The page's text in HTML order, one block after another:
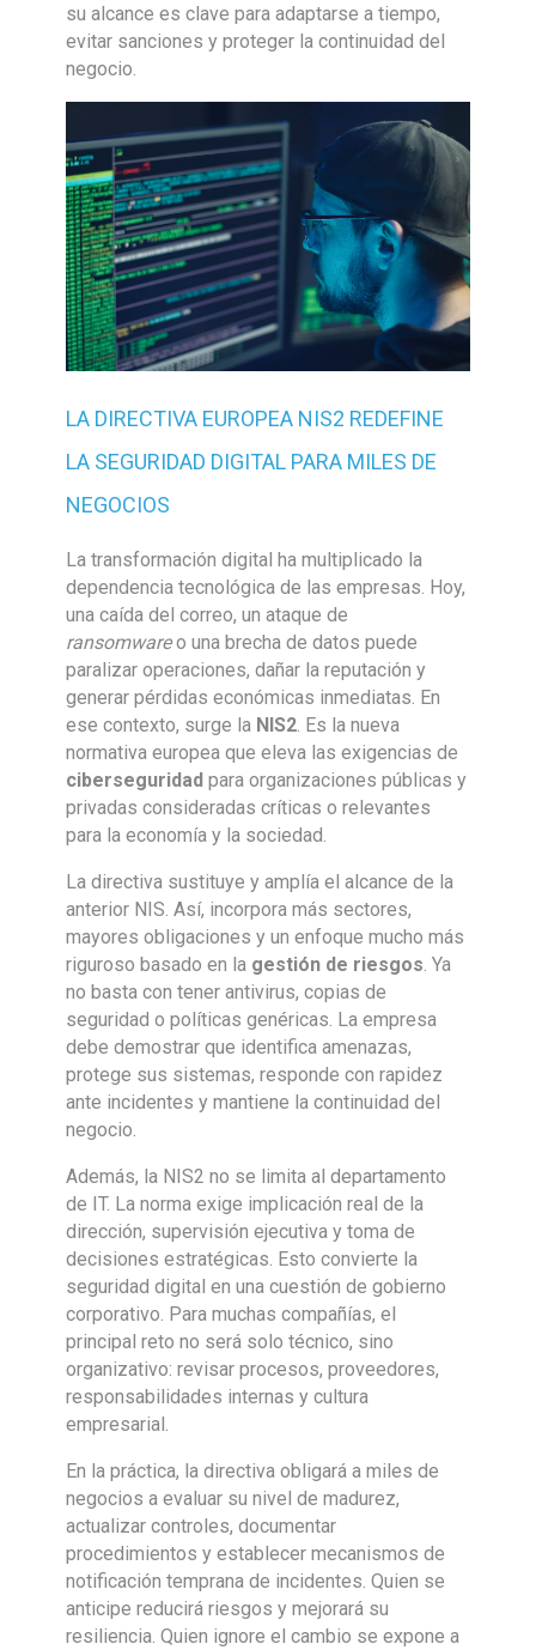
su alcance es clave para adaptarse a tiempo,
evitar sanciones y proteger la continuidad del
negocio.
LA DIRECTIVA EUROPEA NIS2 REDEFINE
LA SEGURIDAD DIGITAL PARA MILES DE
NEGOCIOS
La transformación digital ha multiplicado la
dependencia tecnológica de las empresas. Hoy,
una caída del correo, un ataque de
ransomwareo una brecha de datos puede
paralizar operaciones, dañar la reputación y
generar pérdidas económicas inmediatas. En
ese contexto, surge la NIS2. Es la nueva
normativa europea que eleva las exigencias de
ciberseguridad para organizaciones públicas y
privadas consideradas críticas o relevantes
para la economía y la sociedad.
La directiva sustituye y amplía el alcance de la
anterior NIS. Así, incorpora más sectores,
mayores obligaciones y un enfoque mucho más
riguroso basado en la gestión de riesgos. Ya
no basta con tener antivirus, copias de
seguridad o políticas genéricas. La empresa
debe demostrar que identifica amenazas,
protege sus sistemas, responde con rapidez
ante incidentes y mantiene la continuidad del
negocio.
Además, la NIS2 no se limita al departamento
de IT. La norma exige implicación real de la
dirección, supervisión ejecutiva y toma de
decisiones estratégicas. Esto convierte la
seguridad digital en una cuestión de gobierno
corporativo. Para muchas compañías, el
principal reto no será solo técnico, sino
organizativo: revisar procesos, proveedores,
responsabilidades internas y cultura
empresarial.
En la práctica, la directiva obligará a miles de
negocios a evaluar su nivel de madurez,
actualizar controles, documentar
procedimientos y establecer mecanismos de
notificación temprana de incidentes. Quien se
anticipe reducirá riesgos y mejorará su
resiliencia. Quien ignore el cambio se expone a